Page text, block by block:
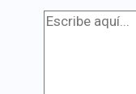
Escribe